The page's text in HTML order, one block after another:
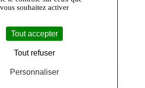
aussi
vous souhaitez activer
Tout accepter
Tout refuser
Personnaliser